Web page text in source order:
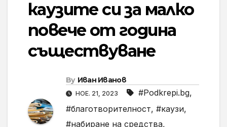
каузите си за малко
повече от година
съществуване
By Иван Иванов
НОЕ. 21, 2023 #Podkrepi.bg,
#благотворителност, #каузи,
#набиране на средства,